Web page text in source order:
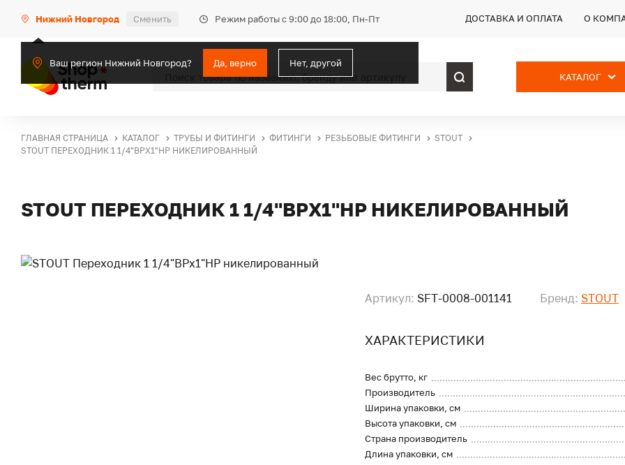
Нижний Новгород Сменить Режим работы с 9:00 до 18:00, Пн-Пт
Ваш регион Нижний Новгород? Да, верно Нет, другой
ДОСТАВКА И ОПЛАТА О
КАТАЛОГ
ГЛАВНАЯ СТРАНИЦА КАТАЛОГ ТРУБЫ И ФИТИНГИ ФИТИНГИ РЕЗЬБОВЫЕ ФИТИНГИ
STOUT
STOUT ПЕРЕХОДНИК 1 1/4"ВРX1"НР НИКЕЛИРОВАННЫЙ
STOUT ПЕРЕХОДНИК 1 1/4"ВРX1"НР НИКЕЛИРОВАННЫЙ
Артикул: SFT-0008-001141 Бренд: STOUT
ХАРАКТЕРИСТИКИ
Вес брутто, кг
Производитель
Ширина упаковки, см
Высота упаковки, см
Страна производитель
Длина упаковки, см